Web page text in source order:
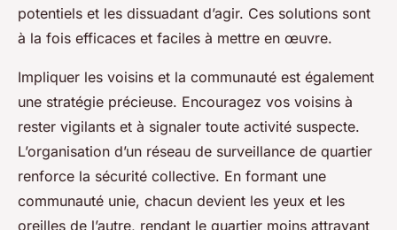
potentiels et les dissuadant d’agir. Ces solutions sont
à la fois efficaces et faciles à mettre en œuvre.
Impliquer les voisins et la communauté est également
une stratégie précieuse. Encouragez vos voisins à
rester vigilants et à signaler toute activité suspecte.
L’organisation d’un réseau de surveillance de quartier
renforce la sécurité collective. En formant une
communauté unie, chacun devient les yeux et les
oreilles de l’autre, rendant le quartier moins attrayant